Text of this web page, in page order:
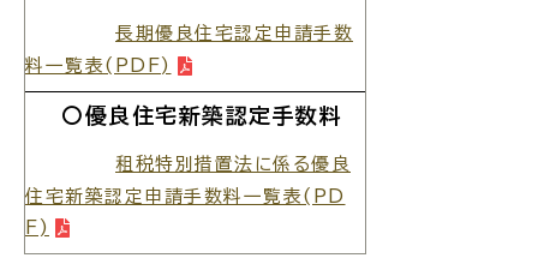
高齢者・介護 病気・ケガ
長期優良住宅認定申請手数
料一覧表(PDF)
〇優良住宅新築認定手数料
租税特別措置法に係る優良
住宅新築認定申請手数料一覧表(PD
F)